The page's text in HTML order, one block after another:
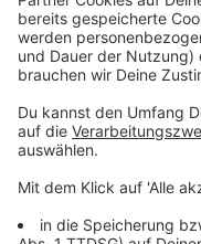
so lustig wie immer.
Anzeige
Anzeige